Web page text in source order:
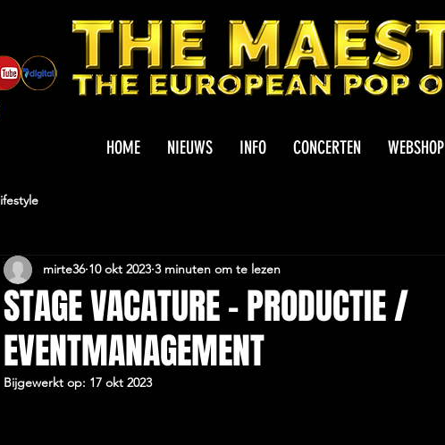
HOME NIEUWS INFO CONCERTEN WEBSHOP
lifestyle
STAGE VACATURE - PRODUCTIE /
EVENTMANAGEMENT
mirte36 10 okt 2023 3 minuten om te lezen
Bijgewerkt op: 17 okt 2023